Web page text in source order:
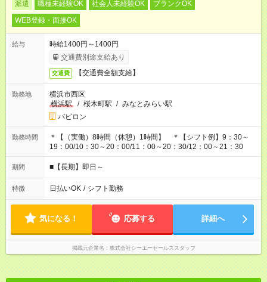
派遣 職種未経験OK 社会人未経験OK
ブランクOK
WEB登録・面接OK
給与
時給1400円～1400円
交通費別途支給あり
交通費 【交通費全額支給】
勤務地
横浜市西区
横浜駅
/ 桜木町駅 / みなとみらい駅
バビロン
勤務時間
＊【（実働）8時間（休憩）1時間】 ＊【シフト例】9：30～
19：00/10：30～20：00/11：00～20：30/12：00～21：30
期間 ■【長期】即日～
特徴 日払いOK / シフト勤務
気になる！ 応募する 詳細へ
掲載元企業名 株式会社シーエーセールススタッフ